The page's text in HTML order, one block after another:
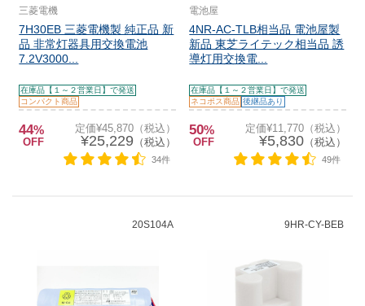
三菱電機
7H30EB 三菱電機製 純正品 新
品 非常灯器具用交換電池
7.2V3000...
在庫品【１～２営業日】で発送
コンパクト商品
44%
OFF
定価¥45,870（税込）
¥25,229 （税込）
34件
電池屋
4NR-AC-TLB相当品 電池屋製
新品 東芝ライテック相当品 誘
導灯用交換電...
在庫品【１～２営業日】で発送
ネコポス商品 後継品あり
50%
OFF
定価¥11,770（税込）
¥5,830（税込）
49件
20S104A 9HR-CY-BEB